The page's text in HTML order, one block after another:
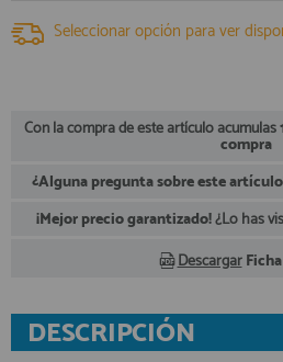
910 60 71 03
HORARIO de TIENDA:
910 51 49 87 Whatsapp
info@francobordo.com
Seleccionar opción para ver
Con la compra de este artículo acumulas
compra
¿Alguna pregunta sobre este
¡Mejor precio garantizado!¿Lo has
Descargar
DESCRIPCIÓN